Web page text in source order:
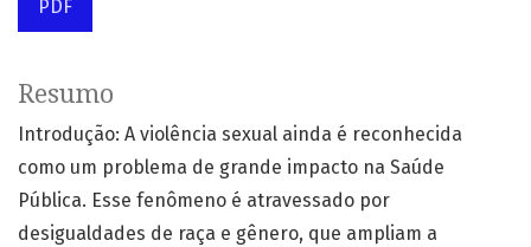
PDF
Resumo
Introdução: A violência sexual ainda é reconhecida
como um problema de grande impacto na Saúde
Pública. Esse fenômeno é atravessado por
desigualdades de raça e gênero, que ampliam a